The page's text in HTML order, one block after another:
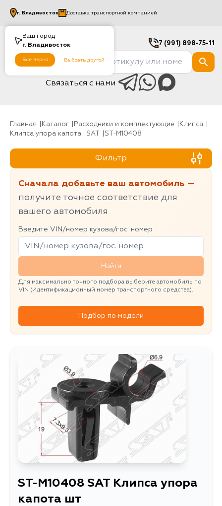
Ваш город
г. Владивосток
Все верно Выбрать другой
г. Владивосток Доставка транспортной компанией
7 (991) 898-75-11
Связаться с нами
Главная Каталог Расходники и комплектующие
клипса
Клипса упора капота
SAT ST-M10408
Фильтр
Сначала добавьте ваш автомобиль —
получите точное соответствие для
вашего автомобиля
Введите VIN/номер кузова/гос. номер
Найти
Для максимально точного подбора выберите автомобиль по
VIN (Идентификационный номер транспортного средства).
Подбор по модели
ST-M10408 SAT Клипса упора
капота шт